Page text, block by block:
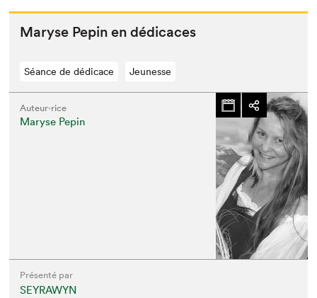
Maryse Pepin en dédicaces
Séance de dédicace Jeunesse
Auteur·rice
Maryse Pepin
Présenté par
SEYRAWYN